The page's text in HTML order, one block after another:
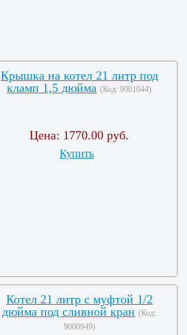
Крышка на котел 21 литр под
кламп 1,5 дюйма (Код:9001044)
Цена: 1770.00 руб.
Купить
Котел 21 литр с муфтой 1/2
дюйма под сливной кран (Код:
9000949)